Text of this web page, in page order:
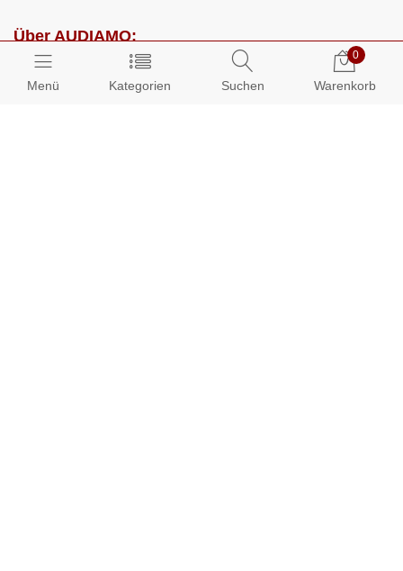
Menü Kategorien Suchen
0
Warenkorb
Über AUDIAMO:
Impressum